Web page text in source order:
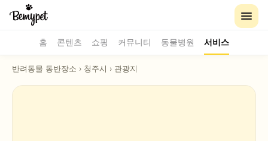
홈 콘텐츠 쇼핑 커뮤니티 동물병원 서비스
반려동물 동반장소 › 청주시 › 관광지